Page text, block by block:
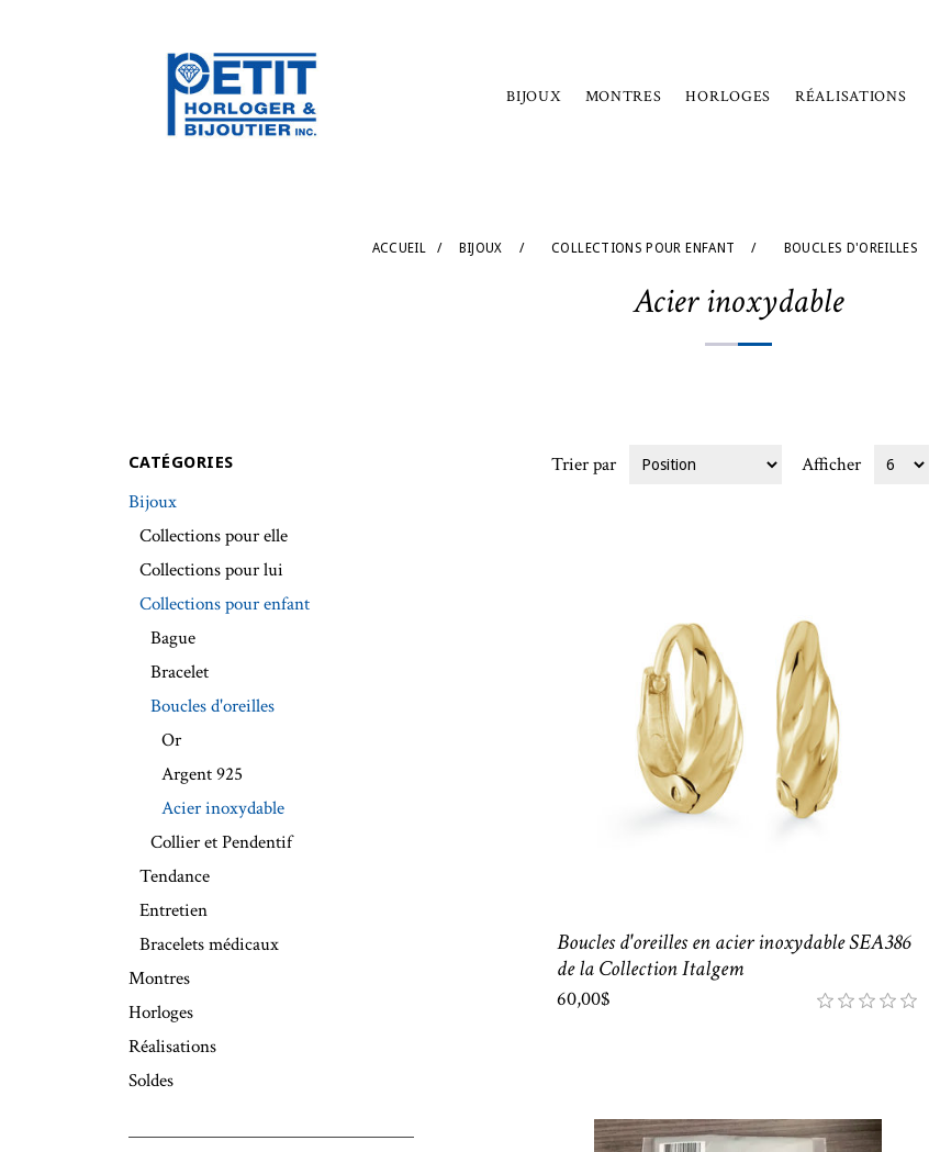
BIJOUX MONTRES HORLOGES RÉALISATIONS
ACCUEIL / BIJOUX / COLLECTIONS POUR ENFANT / BOUCLES D'OREILLES
Acier inoxydable
CATÉGORIES
Bijoux
Collections pour elle
Collections pour lui
Collections pour enfant
Bague
Bracelet
Boucles d'oreilles
Or
Argent 925
Acier inoxydable
Collier et Pendentif
Tendance
Entretien
Bracelets médicaux
Montres
Horloges
Réalisations
Soldes
Trier par Afficher
Boucles d'oreilles en acier inoxydable SEA386
de la Collection Italgem
60,00$